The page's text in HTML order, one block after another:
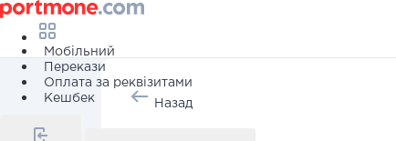
Мобільний
Перекази
Оплата за реквізитами
Кешбек
Назад